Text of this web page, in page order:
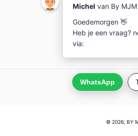
© 2026, BY